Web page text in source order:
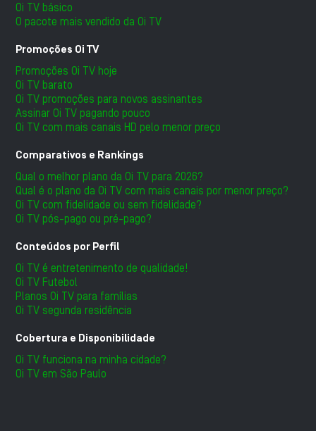
Oi TV básico
O pacote mais vendido da Oi TV
Promoções Oi TV
Promoções Oi TV hoje
Oi TV barato
Oi TV promoções para novos assinantes
Assinar Oi TV pagando pouco
Oi TV com mais canais HD pelo menor preço
Comparativos e Rankings
Qual o melhor plano da Oi TV para 2026?
Qual é o plano da Oi TV com mais canais por menor preço?
Oi TV com fidelidade ou sem fidelidade?
Oi TV pós-pago ou pré-pago?
Conteúdos por Perfil
Oi TV é entretenimento de qualidade!
Oi TV Futebol
Planos Oi TV para famílias
Oi TV segunda residência
Cobertura e Disponibilidade
Oi TV funciona na minha cidade?
Oi TV em São Paulo